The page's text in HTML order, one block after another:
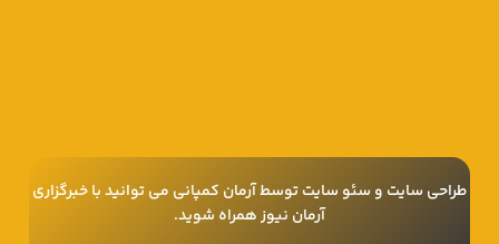
طراحی سایت و سئو سایتتوسط آرمان کمپانی می توانید باخبرگزاری
آرمان نیوزهمراه شوید.